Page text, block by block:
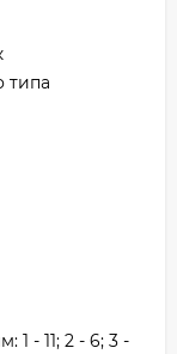
типа
- 11; 2 - 6; 3 -